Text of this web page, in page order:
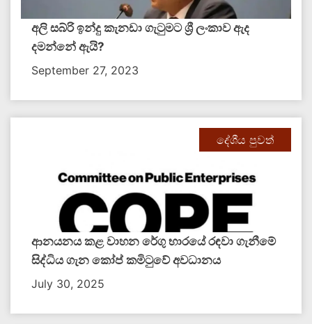
අලි සබ්රි ඉන්දු කැනඩා ගැටුමට ශ්‍රී ලංකාව ඇද
දමන්නේ ඇයි?
September 27, 2023
දේශීය පුවත්
ආනයනය කළ වාහන රේගු භාරයේ රඳවා ගැනීමේ
සිද්ධිය ගැන කෝප් කමිටුවේ අවධානය
July 30, 2025